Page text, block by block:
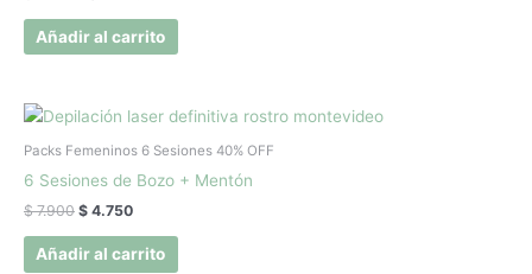
Añadir al carrito
Packs Femeninos 6 Sesiones 40% OFF
6 Sesiones de Bozo + Mentón
$7.900
El
original
$ 7.900.
$ 4.750
El
actual
$ 4.750.
Añadir al carrito